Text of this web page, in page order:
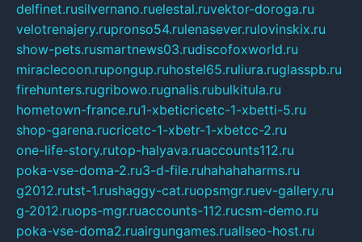
delfinet.rusilvernano.ruelestal.ruvektor-doroga.ru
velotrenajery.rupronso54.rulenasever.rulovinskix.ru
show-pets.rusmartnews03.rudiscofoxworld.ru
miraclecoon.rupongup.ruhostel65.ruliura.ruglasspb.ru
firehunters.rugribowo.rugnalis.rubulkitula.ru
hometown-france.ru1-xbeticricetc-1-xbetti-5.ru
shop-garena.rucricetc-1-xbetr-1-xbetcc-2.ru
one-life-story.rutop-halyava.ruaccounts112.ru
poka-vse-doma-2.ru3-d-file.ruhahahaharms.ru
g2012.rutst-1.rushaggy-cat.ruopsmgr.ruev-gallery.ru
g-2012.ruops-mgr.ruaccounts-112.rucsm-demo.ru
poka-vse-doma2.ruairgungames.ruallseo-host.ru